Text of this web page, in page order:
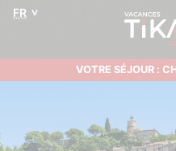
FR
VOTRE SÉJOUR :